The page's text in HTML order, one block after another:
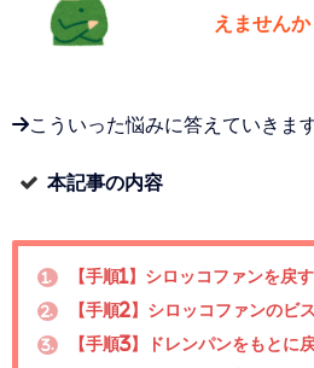
えませんか
→こういった悩みに答えていきます
本記事の内容
1. 【手順1】シロッコファンを戻す
2. 【手順2】シロッコファンのビ
3. 【手順3】ドレンパンをもとに